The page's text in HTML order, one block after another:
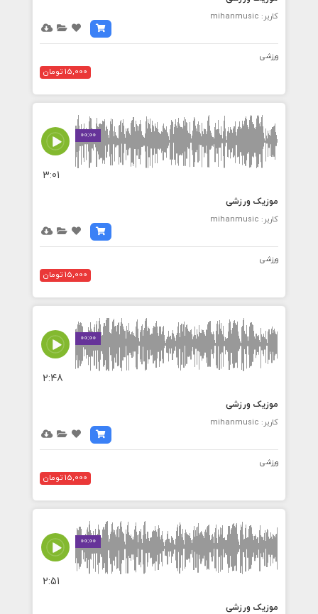
کاربر: mihanmusic
ورزشی
15,000 تومان
00:00
3:01
موزیک ورزشی
کاربر: mihanmusic
ورزشی
15,000 تومان
00:00
2:48
موزیک ورزشی
کاربر: mihanmusic
ورزشی
15,000 تومان
00:00
2:51
موزیک ورزشی